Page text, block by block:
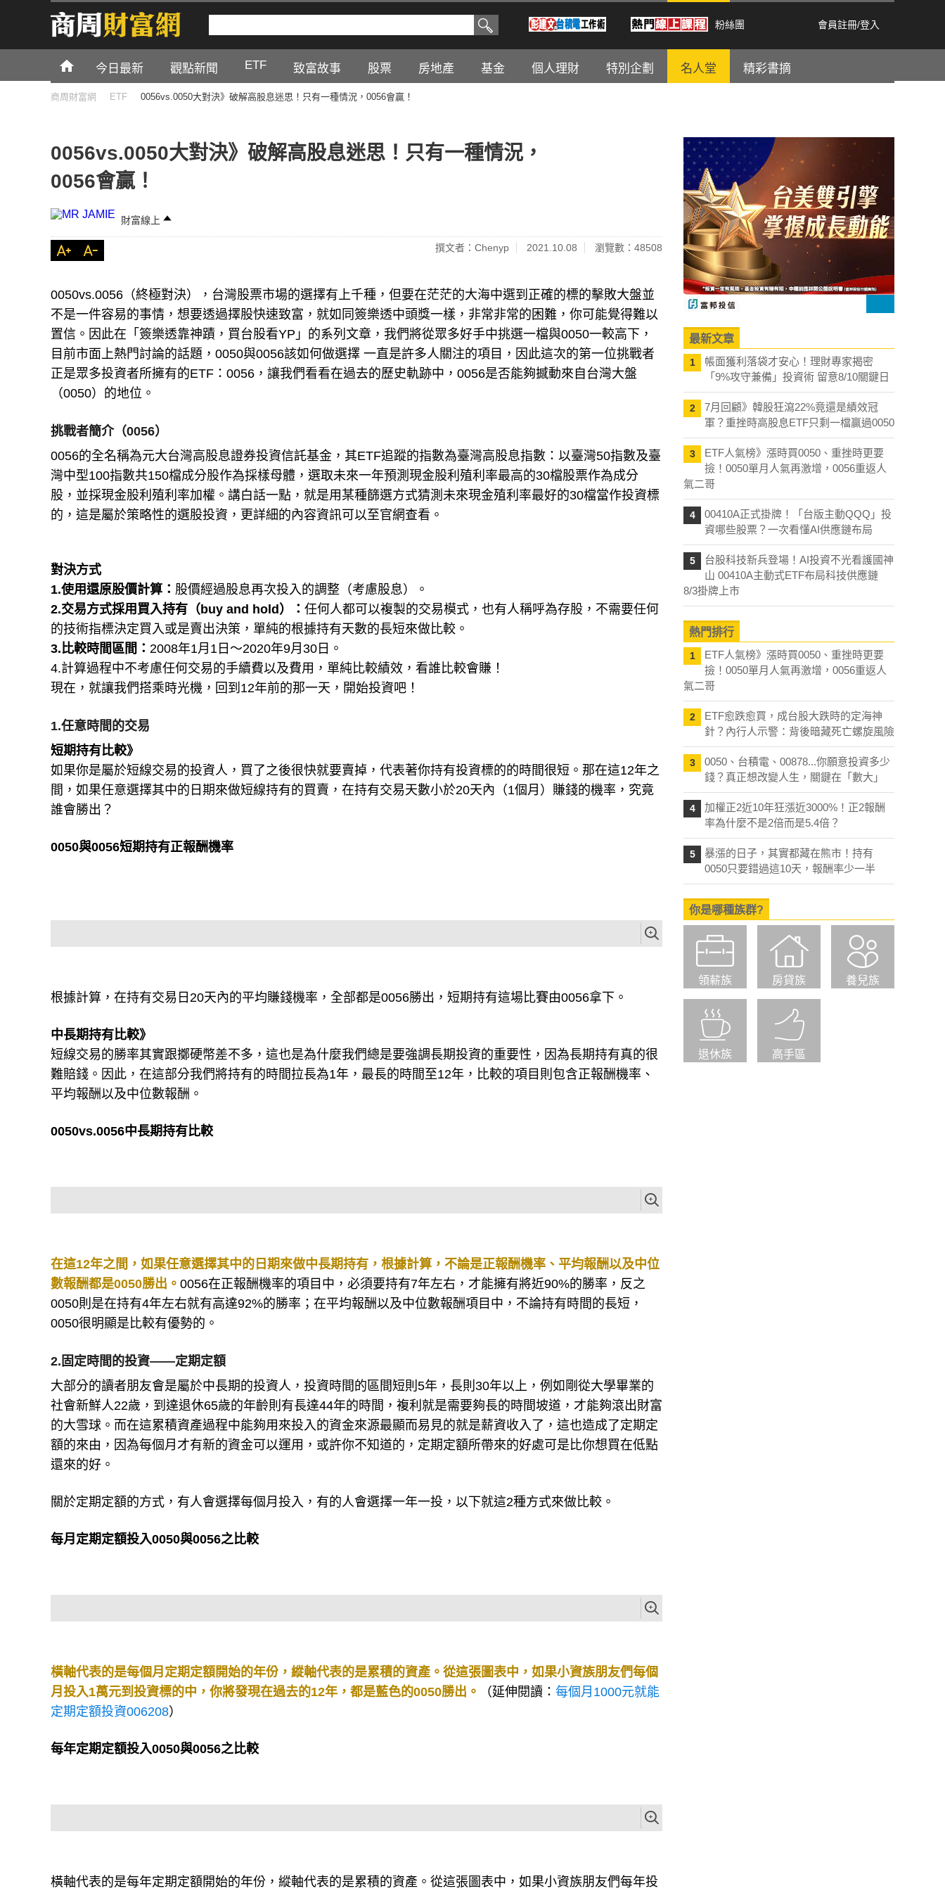
粉絲團 會員註冊/登入
今日最新 觀點新聞 ETF 致富故事 股票 房地產 基金 個人理財 特別企劃 名人堂 精彩書摘
商周財富網 ETF 0056vs.0050大對決》破解高股息迷思！只有一種情況，0056會贏！
0056vs.0050大對決》破解高股息迷思！只有一種情況，
0056會贏！
財富線上
撰文者：Chenyp 2021.10.08 瀏覽數：48508
0050vs.0056（終極對決），台灣股票市場的選擇有上千種，但要在茫茫的大海中選到正確的標的擊敗大盤並
不是一件容易的事情，想要透過擇股快速致富，就如同簽樂透中頭獎一樣，非常非常的困難，你可能覺得難以
置信。因此在「簽樂透靠神蹟，買台股看YP」的系列文章，我們將從眾多好手中挑選一檔與0050一較高下，
目前市面上熱門討論的話題，0050與0056該如何做選擇 一直是許多人關注的項目，因此這次的第一位挑戰者
正是眾多投資者所擁有的ETF：0056，讓我們看看在過去的歷史軌跡中，0056是否能夠撼動來自台灣大盤
（0050）的地位。
挑戰者簡介（0056）
0056的全名稱為元大台灣高股息證券投資信託基金，其ETF追蹤的指數為臺灣高股息指數：以臺灣50指數及臺
灣中型100指數共150檔成分股作為採樣母體，選取未來一年預測現金股利殖利率最高的30檔股票作為成分
股，並採現金股利殖利率加權。講白話一點，就是用某種篩選方式猜測未來現金殖利率最好的30檔當作投資標
的，這是屬於策略性的選股投資，更詳細的內容資訊可以至官網查看。
對決方式
1.使用還原股價計算： 股價經過股息再次投入的調整（考慮股息）。
2.交易方式採用買入持有（buy and hold）： 任何人都可以複製的交易模式，也有人稱呼為存股，不需要任何
的技術指標決定買入或是賣出決策，單純的根據持有天數的長短來做比較。
3.比較時間區間： 2008年1月1日～2020年9月30日。
4.計算過程中不考慮任何交易的手續費以及費用，單純比較績效，看誰比較會賺！
現在，就讓我們搭乘時光機，回到12年前的那一天，開始投資吧！
1.任意時間的交易
短期持有比較》
如果你是屬於短線交易的投資人，買了之後很快就要賣掉，代表著你持有投資標的的時間很短。那在這12年之
間，如果任意選擇其中的日期來做短線持有的買賣，在持有交易天數小於20天內（1個月）賺錢的機率，究竟
誰會勝出？
0050與0056短期持有正報酬機率
根據計算，在持有交易日20天內的平均賺錢機率，全部都是0056勝出，短期持有這場比賽由0056拿下。
中長期持有比較》
短線交易的勝率其實跟擲硬幣差不多，這也是為什麼我們總是要強調長期投資的重要性，因為長期持有真的很
難賠錢。因此，在這部分我們將持有的時間拉長為1年，最長的時間至12年，比較的項目則包含正報酬機率、
平均報酬以及中位數報酬。
0050vs.0056中長期持有比較
在這12年之間，如果任意選擇其中的日期來做中長期持有，根據計算，不論是正報酬機率、平均報酬以及中位
數報酬都是0050勝出。 0056在正報酬機率的項目中，必須要持有7年左右，才能擁有將近90%的勝率，反之
0050則是在持有4年左右就有高達92%的勝率；在平均報酬以及中位數報酬項目中，不論持有時間的長短，
0050很明顯是比較有優勢的。
2.固定時間的投資——定期定額
大部分的讀者朋友會是屬於中長期的投資人，投資時間的區間短則5年，長則30年以上，例如剛從大學畢業的
社會新鮮人22歲，到達退休65歲的年齡則有長達44年的時間，複利就是需要夠長的時間坡道，才能夠滾出財富
的大雪球。而在這累積資產過程中能夠用來投入的資金來源最顯而易見的就是薪資收入了，這也造成了定期定
額的來由，因為每個月才有新的資金可以運用，或許你不知道的，定期定額所帶來的好處可是比你想買在低點
還來的好。
關於定期定額的方式，有人會選擇每個月投入，有的人會選擇一年一投，以下就這2種方式來做比較。
每月定期定額投入0050與0056之比較
橫軸代表的是每個月定期定額開始的年份，縱軸代表的是累積的資產。從這張圖表中，如果小資族朋友們每個
月投入1萬元到投資標的中，你將發現在過去的12年，都是藍色的0050勝出。
（延伸閱讀： 每個月1000元就能
定期定額投資006208）
每年定期定額投入0050與0056之比較
橫軸代表的是每年定期定額開始的年份，縱軸代表的是累積的資產。從這張圖表中，如果小資族朋友們每年投
最新文章
1
帳面獲利落袋才安心！理財專家揭密
「9%攻守兼備」投資術 留意8/10關鍵日
2
7月回顧》韓股狂瀉22%竟還是績效冠
軍？重挫時高股息ETF只剩一檔贏過0050
3
ETF人氣榜》漲時買0050、重挫時更要
撿！0050單月人氣再激增，0056重返人
氣二哥
4
00410A正式掛牌！「台版主動QQQ」投
資哪些股票？一次看懂AI供應鏈布局
5
台股科技新兵登場！AI投資不光看護國神
山 00410A主動式ETF布局科技供應鏈
8/3掛牌上市
熱門排行
1
ETF人氣榜》漲時買0050、重挫時更要
撿！0050單月人氣再激增，0056重返人
氣二哥
2
ETF愈跌愈買，成台股大跌時的定海神
針？內行人示警：背後暗藏死亡螺旋風險
3
0050、台積電、00878...你願意投資多少
錢？真正想改變人生，關鍵在「數大」
4
加權正2近10年狂漲近3000%！正2報酬
率為什麼不是2倍而是5.4倍？
5
暴漲的日子，其實都藏在熊市！持有
0050只要錯過這10天，報酬率少一半
你是哪種族群?
領薪族 房貸族 養兒族
退休族 高手區